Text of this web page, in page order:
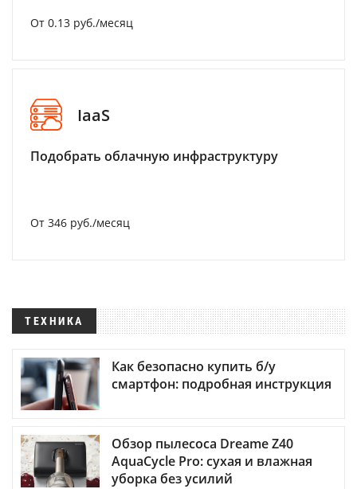
От 0.13 руб./месяц
IaaS
Подобрать облачную инфраструктуру
От 346 руб./месяц
ТЕХНИКА
Как безопасно купить б/у
смартфон: подробная инструкция
Обзор пылесоса Dreame Z40
AquaCycle Pro: сухая и влажная
уборка без усилий